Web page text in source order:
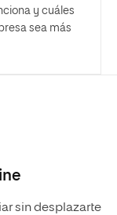
y cuáles
sea más
sin desplazarte